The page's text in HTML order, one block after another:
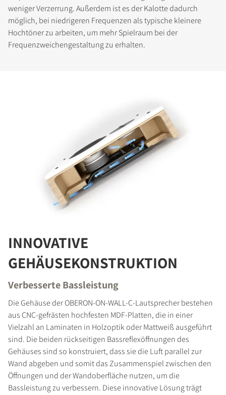
PRODUKTE VERGLEICHEN
weniger Verzerrung. Außerdem ist es der Kalotte dadurch
möglich, bei niedrigeren Frequenzen als typische kleinere
Hochtöner zu arbeiten, um mehr Spielraum bei der
Frequenzweichengestaltung zu erhalten.
INNOVATIVE
GEHÄUSEKONSTRUKTION
Verbesserte Bassleistung
Die Gehäuse der OBERON-ON-WALL-C-Lautsprecher bestehen
aus CNC-gefrästen hochfesten MDF-Platten, die in einer
Vielzahl an Laminaten in Holzoptik oder Mattweiß ausgeführt
sind. Die beiden rückseitigen Bassreflexöffnungen des
Gehäuses sind so konstruiert, dass sie die Luft parallel zur
Wand abgeben und somit das Zusammenspiel zwischen den
Öffnungen und der Wandoberfläche nutzen, um die
Bassleistung zu verbessern. Diese innovative Lösung trägt